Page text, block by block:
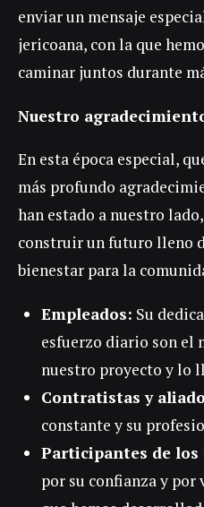
enviar un mensaje
jericoana, con la que
caminar juntos durante
Nuestro
En esta época especial,
más profundo
han estado a nuestro
construir un futuro lleno
bienestar para la
Empleados: Su
esfuerzo diario son el
nuestro proyecto y lo
Contratistas y
constante y su
Participantes de
por su confianza y